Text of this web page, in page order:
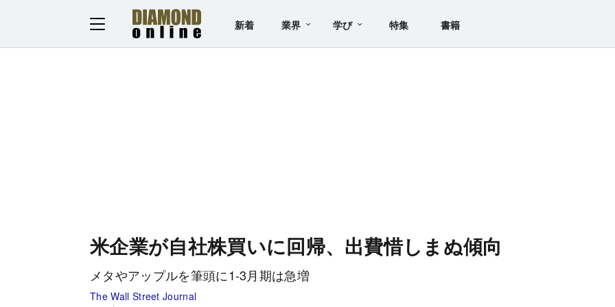
新着 業界 学び 特集 書籍
米企業が自社株買いに回帰、出費惜しまぬ傾向
メタやアップルを筆頭に1-3月期は急増
The Wall Street Journal